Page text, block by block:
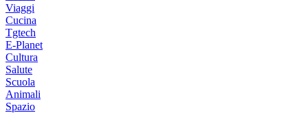
Viaggi
Cucina
Tgtech
E-Planet
Cultura
Salute
Scuola
Animali
Spazio